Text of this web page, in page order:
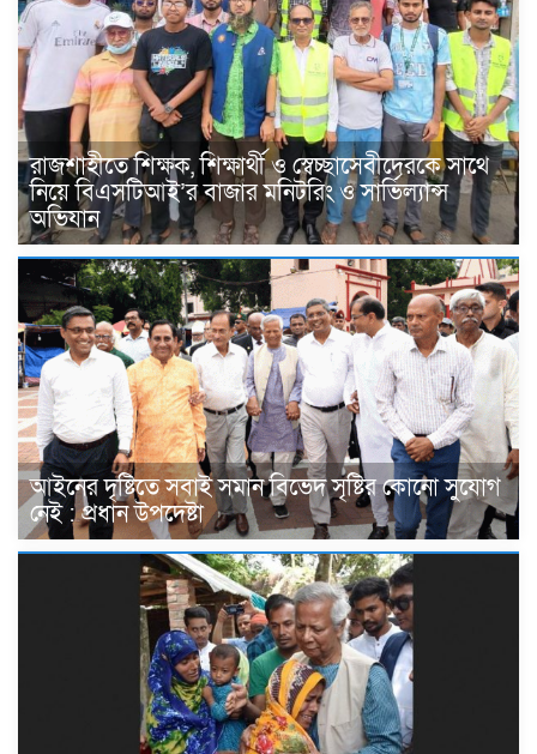
রাজশাহীতে শিক্ষক, শিক্ষার্থী ও স্বেচ্ছাসেবীদেরকে সাথে
নিয়ে বিএসটিআই’র বাজার মনিটরিং ও সার্ভিল্যান্স
অভিযান
আইনের দৃষ্টিতে সবাই সমান বিভেদ সৃষ্টির কোনো সুযোগ
নেই : প্রধান উপদেষ্টা